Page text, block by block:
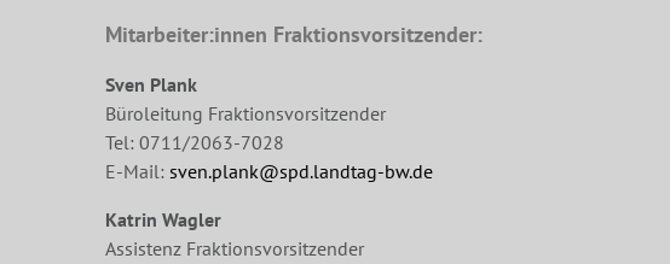
Mitarbeiter:innen Fraktionsvorsitzender:
Sven Plank
Büroleitung Fraktionsvorsitzender
Tel: 0711/2063-7028
E-Mail: sven.plank@spd.landtag-bw.de
Katrin Wagler
Assistenz Fraktionsvorsitzender